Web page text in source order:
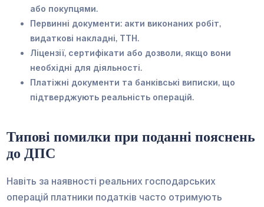
або покупцями.
Первинні документи: акти виконаних робіт,
видаткові накладні, ТТН.
Ліцензії, сертифікати або дозволи, якщо вони
необхідні для діяльності.
Платіжні документи та банківські виписки, що
підтверджують реальність операцій.
Типові помилки при поданні пояснень
до ДПС
Навіть за наявності реальних господарських
операцій платники податків часто отримують